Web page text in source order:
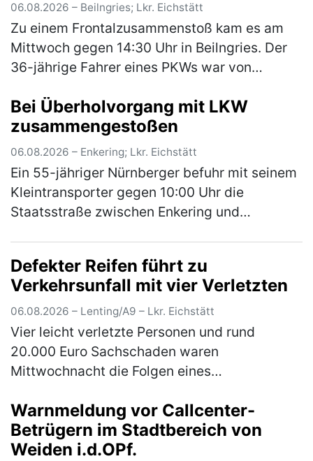
06.08.2026 – Beilngries; Lkr. Eichstätt
Zu einem Frontalzusammenstoß kam es am
Mittwoch gegen 14:30 Uhr in Beilngries. Der
36-jährige Fahrer eines PKWs war von
unterwegs als er aus bislang unbekannter…
(mehr)
Bei Überholvorgang mit LKW
zusammengestoßen
06.08.2026 – Enkering; Lkr. Eichstätt
Ein 55-jähriger Nürnberger befuhr mit seinem
Kleintransporter gegen 10:00 Uhr die
Staatsstraße zwischen Enkering und
Defekter Reifen führt zu
Verkehrsunfall mit vier Verletzten
06.08.2026 – Lenting/A9 – Lkr. Eichstätt
Vier leicht verletzte Personen und rund
20.000 Euro Sachschaden waren
Mittwochnacht die Folgen eines
Reifens auf der A9. Ein 38-jähriger Autofahrer
aus Magdeb…(mehr)
Warnmeldung vor Callcenter-
Betrügern im Stadtbereich von
Weiden i.d.OPf.